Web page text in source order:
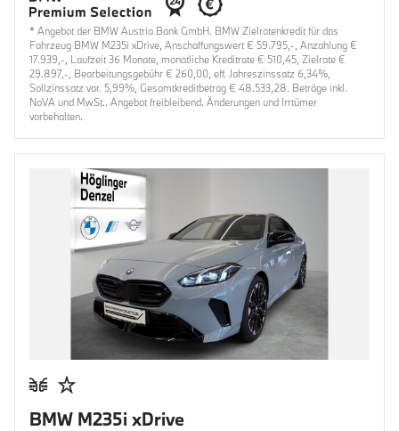
* Angebot der BMW Austria Bank GmbH. BMW Zielratenkredit für das
Fahrzeug BMW M235i xDrive, Anschaffungswert € 59.795,-, Anzahlung €
17.939,-, Laufzeit 36 Monate, monatliche Kreditrate € 510,45, Zielrate €
29.897,-, Bearbeitungsgebühr € 260,00, eff. Jahreszinssatz 6,34%,
Sollzinssatz var. 5,99%, Gesamtkreditbetrag € 48.533,28. Beträge inkl.
NoVA und MwSt.. Angebot freibleibend. Änderungen und Irrtümer
vorbehalten.
BMW M235i xDrive